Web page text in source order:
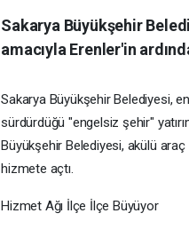
Sakarya Büyükşehir
amacıyla Erenler'in
Sakarya Büyükşehir Belediyesi,
sürdürdüğü "engelsiz şehir"
Büyükşehir Belediyesi, akülü
hizmete açtı.
​Hizmet Ağı İlçe İlçe Büyüyor